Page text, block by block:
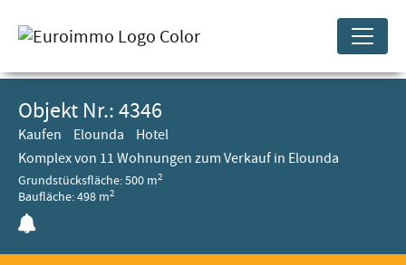
Objekt Nr.: 4346
Kaufen Elounda
Hotel
Komplex von 11 Wohnungen zum Verkauf in Elounda
Grundstücksfläche: 500 m2
Baufläche: 498 m2